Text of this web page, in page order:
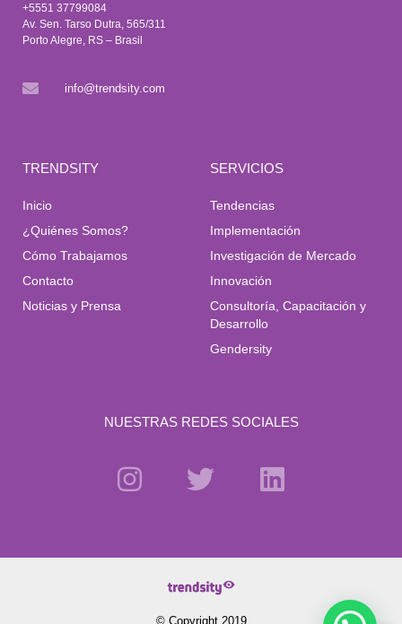
+5551 37799084
Av. Sen. Tarso Dutra, 565/311
Porto Alegre, RS – Brasil
info@trendsity.com
TRENDSITY
Inicio
¿Quiénes Somos?
Cómo Trabajamos
Contacto
Noticias y Prensa
SERVICIOS
Tendencias
Implementación
Investigación de Mercado
Innovación
Consultoría, Capacitación y
Desarrollo
Gendersity
NUESTRAS REDES SOCIALES
© Copyright 2019